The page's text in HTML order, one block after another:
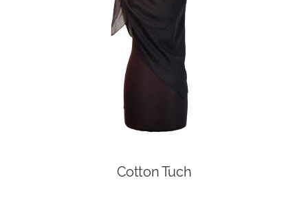
Cotton Tuch